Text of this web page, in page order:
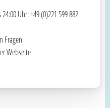
Uhr: +49 (0)221 599 882
Fragen
Webseite